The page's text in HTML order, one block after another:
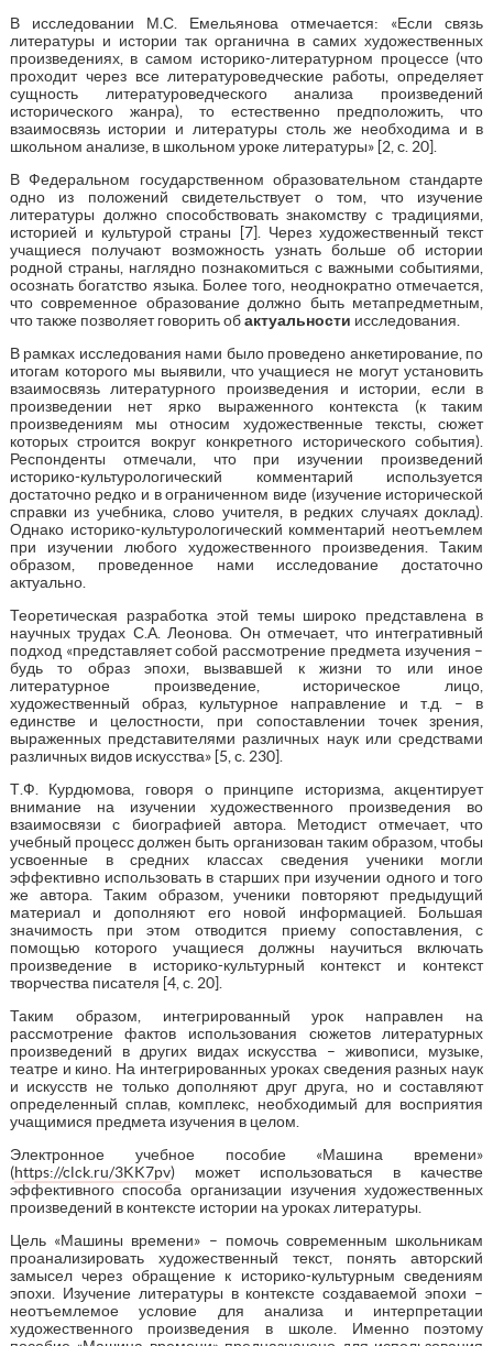
В исследовании М.С. Емельянова отмечается: «Если связь
литературы и истории так органична в самих художественных
произведениях, в самом историко-литературном процессе (что
проходит через все литературоведческие работы, определяет
сущность литературоведческого анализа произведений
исторического жанра), то естественно предположить, что
взаимосвязь истории и литературы столь же необходима и в
школьном анализе, в школьном уроке литературы» [2, с. 20].
В Федеральном государственном образовательном стандарте
одно из положений свидетельствует о том, что изучение
литературы должно способствовать знакомству с традициями,
историей и культурой страны [7]. Через художественный текст
учащиеся получают возможность узнать больше об истории
родной страны, наглядно познакомиться с важными событиями,
осознать богатство языка. Более того, неоднократно отмечается,
что современное образование должно быть метапредметным,
что также позволяет говорить обактуальности исследования.
В рамках исследования нами было проведено анкетирование, по
итогам которого мы выявили, что учащиеся не могут установить
взаимосвязь литературного произведения и истории, если в
произведении нет ярко выраженного контекста (к таким
произведениям мы относим художественные тексты, сюжет
которых строится вокруг конкретного исторического события).
Респонденты отмечали, что при изучении произведений
историко-культурологический комментарий используется
достаточно редко и в ограниченном виде (изучение исторической
справки из учебника, слово учителя, в редких случаях доклад).
Однако историко-культурологический комментарий неотъемлем
при изучении любого художественного произведения. Таким
образом, проведенное нами исследование достаточно
актуально.
Теоретическая разработка этой темы широко представлена в
научных трудах С.А. Леонова. Он отмечает, что интегративный
подход «представляет собой рассмотрение предмета изучения –
будь то образ эпохи, вызвавшей к жизни то или иное
литературное произведение, историческое лицо,
художественный образ, культурное направление и т.д. – в
единстве и целостности, при сопоставлении точек зрения,
выраженных представителями различных наук или средствами
различных видов искусства» [5, с. 230].
Т.Ф. Курдюмова, говоря о принципе историзма, акцентирует
внимание на изучении художественного произведения во
взаимосвязи с биографией автора. Методист отмечает, что
учебный процесс должен быть организован таким образом, чтобы
усвоенные в средних классах сведения ученики могли
эффективно использовать в старших при изучении одного и того
же автора. Таким образом, ученики повторяют предыдущий
материал и дополняют его новой информацией. Большая
значимость при этом отводится приему сопоставления, с
помощью которого учащиеся должны научиться включать
произведение в историко-культурный контекст и контекст
творчества писателя [4, с. 20].
Таким образом, интегрированный урок направлен на
рассмотрение фактов использования сюжетов литературных
произведений в других видах искусства – живописи, музыке,
театре и кино. На интегрированных уроках сведения разных наук
и искусств не только дополняют друг друга, но и составляют
определенный сплав, комплекс, необходимый для восприятия
учащимися предмета изучения в целом.
Электронное учебное пособие «Машина времени»
(https://clck.ru/3KK7pv) может использоваться в качестве
эффективного способа организации изучения художественных
произведений в контексте истории на уроках литературы.
Цель «Машины времени» – помочь современным школьникам
проанализировать художественный текст, понять авторский
замысел через обращение к историко-культурным сведениям
эпохи. Изучение литературы в контексте создаваемой эпохи –
неотъемлемое условие для анализа и интерпретации
художественного произведения в школе. Именно поэтому